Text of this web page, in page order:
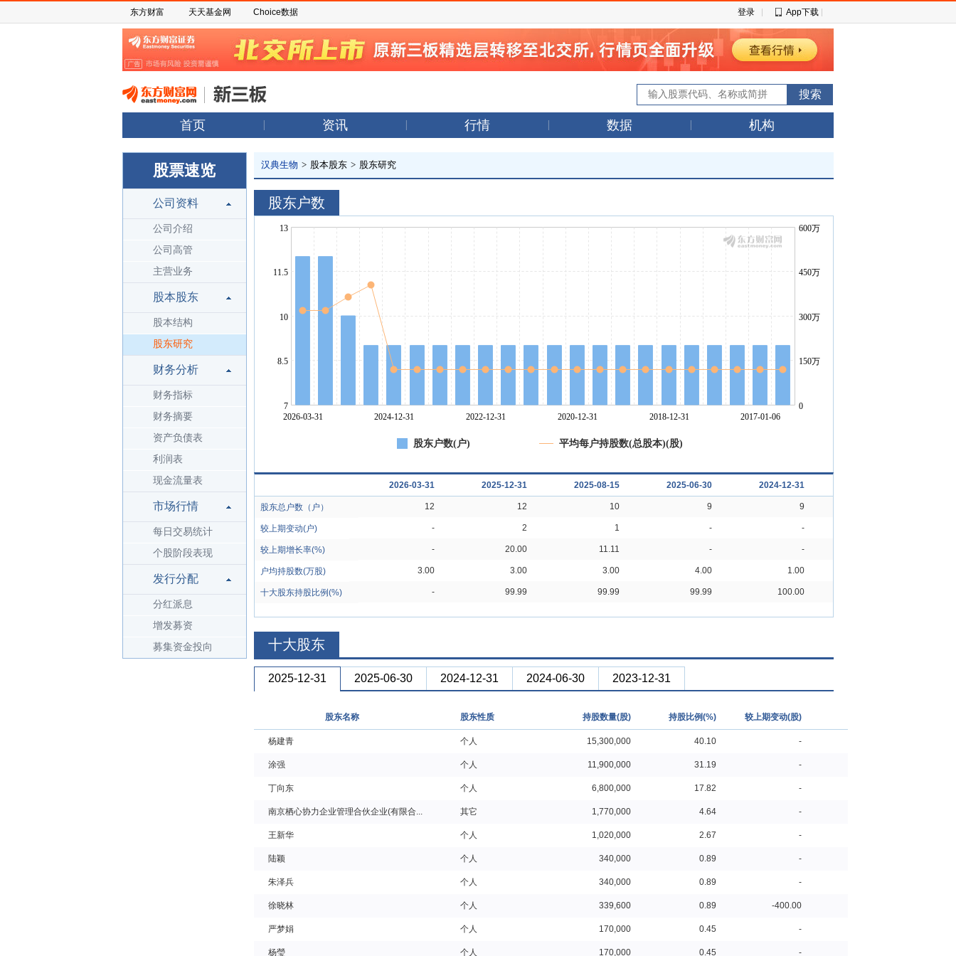
东方财富 天天基金网 Choice数据 登录 App下载
首页 资讯 行情 数据 机构
股票速览
公司资料
公司介绍
公司高管
主营业务
股本股东
股本结构
股东研究
财务分析
财务指标
财务摘要
资产负债表
利润表
现金流量表
市场行情
每日交易统计
个股阶段表现
发行分配
分红派息
增发募资
募集资金投向
汉典生物 > 股本股东 > 股东研究
股东户数
股东户数(户) 平均每户持股数(总股本)(股)
股东总户数（户）
较上期变动(户)
较上期增长率(%)
户均持股数(万股)
十大股东持股比例(%)
2026-03-31
12
-
-
3.00
-
2025-12-31
12
2
20.00
3.00
99.99
2025-08-15
10
1
11.11
3.00
99.99
2025-06-30
9
-
-
4.00
99.99
2024-12-31
9
-
-
1.00
100.00
十大股东
2025-12-31 2025-06-30 2024-12-31 2024-06-30 2023-12-31
股东名称 股东性质 持股数量(股) 持股比例(%) 较上期变动(股)
杨建青 个人 15,300,000 40.10 -
涂强 个人 11,900,000 31.19 -
丁向东 个人 6,800,000 17.82 -
南京栖心协力企业管理合伙企业(有限合... 其它 1,770,000 4.64 -
王新华 个人 1,020,000 2.67 -
陆颖 个人 340,000 0.89 -
朱泽兵 个人 340,000 0.89 -
徐晓林 个人 339,600 0.89 -400.00
严梦娟 个人 170,000 0.45 -
杨瑩 个人 170,000 0.45 -